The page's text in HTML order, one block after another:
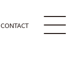
CONTACT